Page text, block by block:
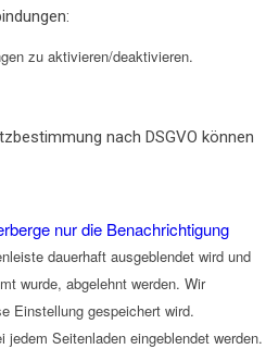
zu aktivieren/deaktivieren.
nach DSGVO können
nur die Benachrichtigung
dauerhaft ausgeblendet wird und
wurde, abgelehnt werden. Wir
Einstellung gespeichert wird.
Seitenladen eingeblendet werden.